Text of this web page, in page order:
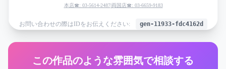
本店☎: 03-5614-2487|両国店☎: 03-6659-9183
お問い合わせの際はIDをお伝えください: gen-11933-fdc4162d
この作品のような雰囲気で相談する